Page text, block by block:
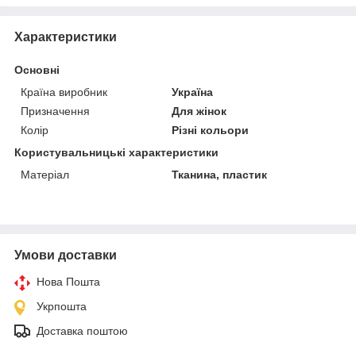
Характеристики
Основні
Країна виробник
Україна
Призначення
Для жінок
Колір
Різні кольори
Користувальницькі характеристики
Матеріал
Тканина, пластик
Умови доставки
Нова Пошта
Укрпошта
Доставка поштою